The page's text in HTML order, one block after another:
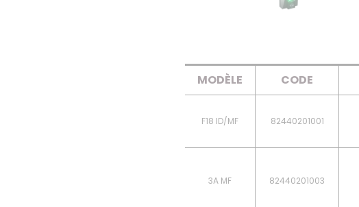
MODÈLE CODE
F18 ID/MF 82440201001
3A MF 82440201003